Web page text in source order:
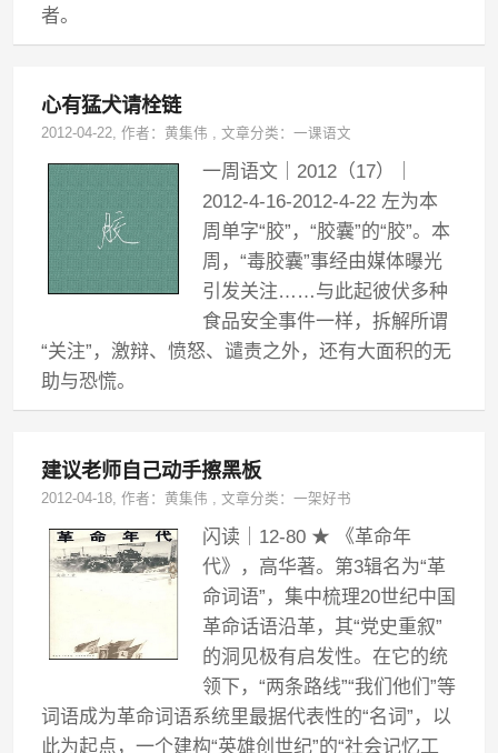
者。
心有猛犬请栓链
2012-04-22, 作者：黄集伟 ,文章分类：一课语文
一周语文｜2012（17）｜
2012-4-16-2012-4-22 左为本
周单字“胶”，“胶囊”的“胶”。本
周，“毒胶囊”事经由媒体曝光
引发关注……与此起彼伏多种
食品安全事件一样，拆解所谓
“关注”，激辩、愤怒、谴责之外，还有大面积的无
助与恐慌。
建议老师自己动手擦黑板
2012-04-18, 作者：黄集伟 ,文章分类：一架好书
闪读｜12-80 ★ 《革命年
代》，高华著。第3辑名为“革
命词语”，集中梳理20世纪中国
革命话语沿革，其“党史重叙”
的洞见极有启发性。在它的统
领下，“两条路线”“我们他们”等
词语成为革命词语系统里最据代表性的“名词”，以
此为起点，一个建构“英雄创世纪”的“社会记忆工